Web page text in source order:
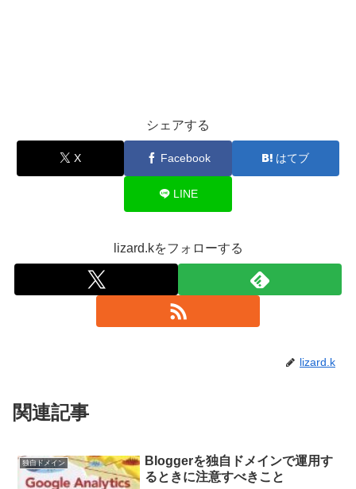
シェアする
X Facebook はてブ
LINE
lizard.kをフォローする
lizard.k
関連記事
独自ドメイン
Bloggerを独自ドメインで運用す
るときに注意すべきこと